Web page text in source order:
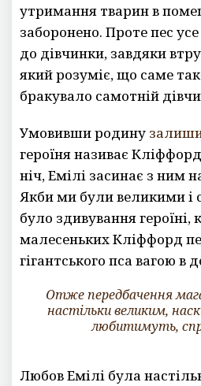
утримання тварин в
заборонено. Проте пес
до дівчинки, завдяки
який розуміє, що саме
бракувало самотній
Умовивши родину
героїня називає
ніч, Емілі засинає з ним
Якби ми були великими
було здивування героїні,
малесеньких Кліффорд
гігантського пса вагою в
Отже передбачення
настільки великим,
любитимуть,
Любов Емілі була